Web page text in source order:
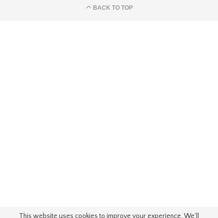
BACK TO TOP
This website uses cookies to improve your experience. We'll